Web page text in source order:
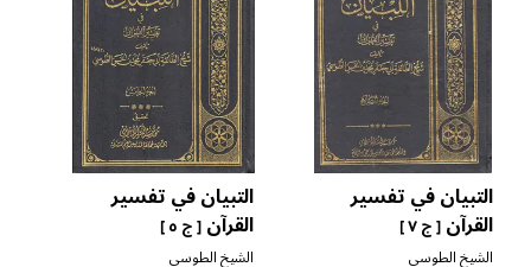
التبيان في تفسير
القرآن[ ج ٧ ]
الشيخ الطوسي
التبيان في تفسير
القرآن[ ج ٥ ]
الشيخ الطوسي